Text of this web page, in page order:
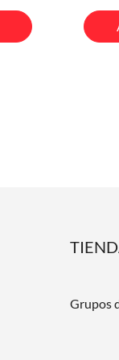
Grupos